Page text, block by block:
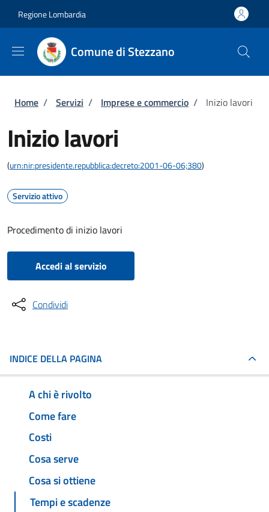
Regione Lombardia
Comune di Stezzano
Briciole di pane
Home / Servizi / Imprese e commercio / Inizio lavori
Inizio lavori
(urn:nir:presidente.repubblica:decreto:2001-06-06;380)
Servizio attivo
Procedimento di inizio lavori
Accedi al servizio
Condividi
INDICE DELLA PAGINA
A chi è rivolto
Come fare
Costi
Cosa serve
Cosa si ottiene
Tempi e scadenze